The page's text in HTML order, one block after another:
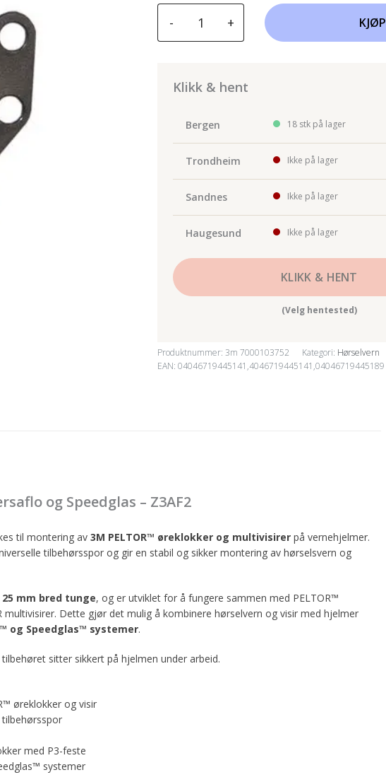
-
Z3AF2
Øreklokkefeste
Versaflo
+ KJØP
Klikk & hent
Bergen 18 stk på lager
Trondheim Ikke på lager
Sandnes Ikke på lager
Haugesund Ikke på lager
KLIKK & HENT
(Velg hentested)
Produktnummer: 3m 7000103752 Kategori: Hørselvern
EAN: 04046719445141,4046719445141,04046719445189
og Speedglas – Z3AF2
til montering av 3M PELTOR™ øreklokker og multivisirer på vernehjelmer.
tilbehørsspor og gir en stabil og sikker montering av hørselsvern og
mm bred tunge, og er utviklet for å fungere sammen med PELTOR™
multivisirer. Dette gjør det mulig å kombinere hørselvern og visir med hjelmer
og Speedglas™ systemer.
sitter sikkert på hjelmen under arbeid.
øreklokker og visir
med P3-feste
systemer